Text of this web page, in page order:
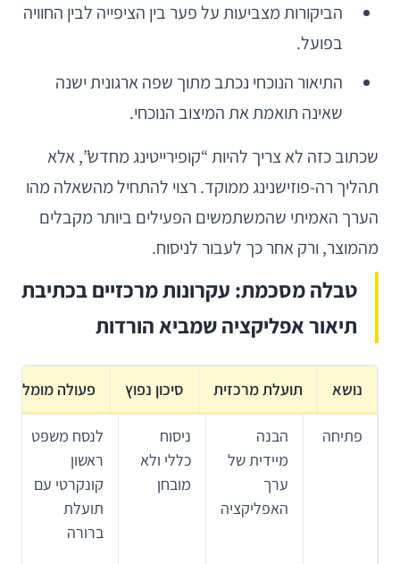
הביקורות מצביעות על פער בין הציפייה לבין החוויה
בפועל.
התיאור הנוכחי נכתב מתוך שפה ארגונית ישנה
שאינה תואמת את המיצוב הנוכחי.
שכתוב כזה לא צריך להיות “קופירייטינג מחדש”, אלא
תהליך רה-פוזישנינג ממוקד. רצוי להתחיל מהשאלה מהו
הערך האמיתי שהמשתמשים הפעילים ביותר מקבלים
מהמוצר, ורק אחר כך לעבור לניסוח.
טבלה מסכמת: עקרונות מרכזיים בכתיבת
תיאור אפליקציה שמביא הורדות
נושא תועלת מרכזית סיכון נפוץ פעולה מומלצת
פתיחה
הבנה
מיידית של
ערך
האפליקציה
ניסוח
כללי ולא
מובחן
לנסח משפט
ראשון
קונקרטי עם
תועלת
ברורה